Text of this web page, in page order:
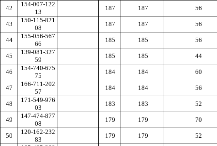
42
154-007-122
13
187 187 56
43
150-115-821
08
187 187 56
44
155-056-567
66
185 185 56
45
139-081-327
59
185 185 44
46
154-740-675
75
184 184 60
47
166-711-202
57
184 184 56
48
171-549-976
03
183 183 52
49
147-474-877
08
179 179 70
50
120-162-232
83
179 179 52